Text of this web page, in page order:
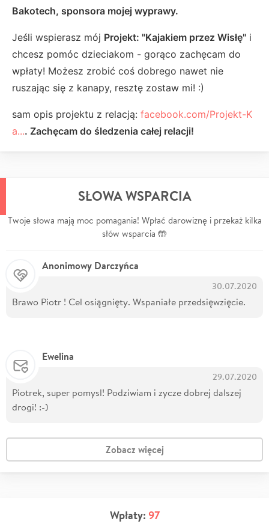
Bakotech, sponsora mojej wyprawy.
Jeśli wspierasz mój Projekt: "Kajakiem przez Wisłę" i
chcesz pomóc dzieciakom - gorąco zachęcam do
wpłaty! Możesz zrobić coś dobrego nawet nie
ruszając się z kanapy, resztę zostaw mi! :)
sam opis projektu z relacją: facebook.com/Projekt-K
a.... Zachęcam do śledzenia całej relacji!
SŁOWA WSPARCIA
Twoje słowa mają moc pomagania! Wpłać darowiznę i przekaż kilka
słów wsparcia 🤲
Anonimowy Darczyńca
30.07.2020
Brawo Piotr ! Cel osiągnięty. Wspaniałe przedsięwzięcie.
Ewelina
29.07.2020
Piotrek, super pomysl! Podziwiam i zycze dobrej dalszej
drogi! :-)
Zobacz więcej
Wpłaty: 97